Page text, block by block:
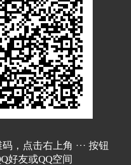
，点击右上角 ··· 按钮
好友或QQ空间